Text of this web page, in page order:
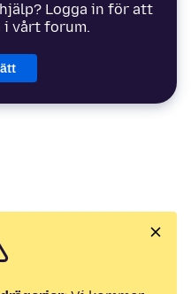
Logga in för att
i vårt forum.